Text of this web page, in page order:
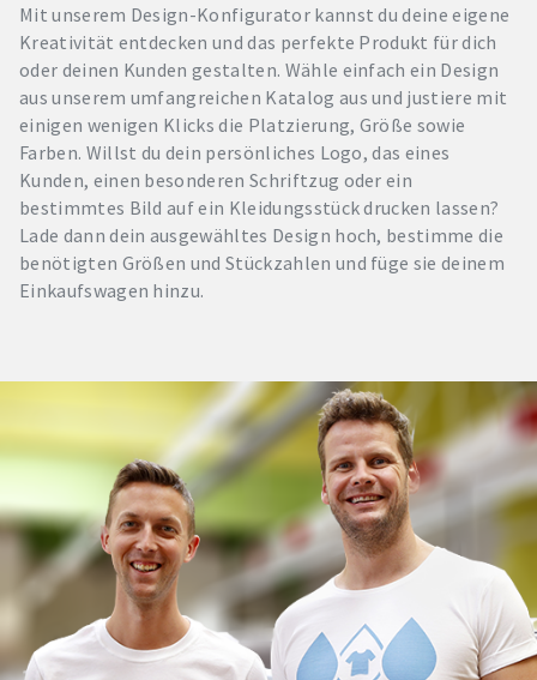
Mit unserem Design-Konfigurator kannst du deine eigene
Kreativität entdecken und das perfekte Produkt für dich
oder deinen Kunden gestalten. Wähle einfach ein Design
aus unserem umfangreichen Katalog aus und justiere mit
einigen wenigen Klicks die Platzierung, Größe sowie
Farben. Willst du dein persönliches Logo, das eines
Kunden, einen besonderen Schriftzug oder ein
bestimmtes Bild auf ein Kleidungsstück drucken lassen?
Lade dann dein ausgewähltes Design hoch, bestimme die
benötigten Größen und Stückzahlen und füge sie deinem
Einkaufswagen hinzu.